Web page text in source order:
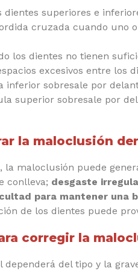
superiores e
cruzada cuando uno
los dientes no tienen
excesivos entre los
sobresale por
superior sobresale por
la maloclusión
la maloclusión puede
conlleva; desgaste
para mantener una
de los dientes puede
corregir la
del tipo y la